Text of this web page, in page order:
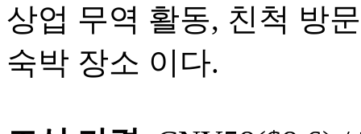
상업 무역 활동, 친척 방
숙박 장소 이다.